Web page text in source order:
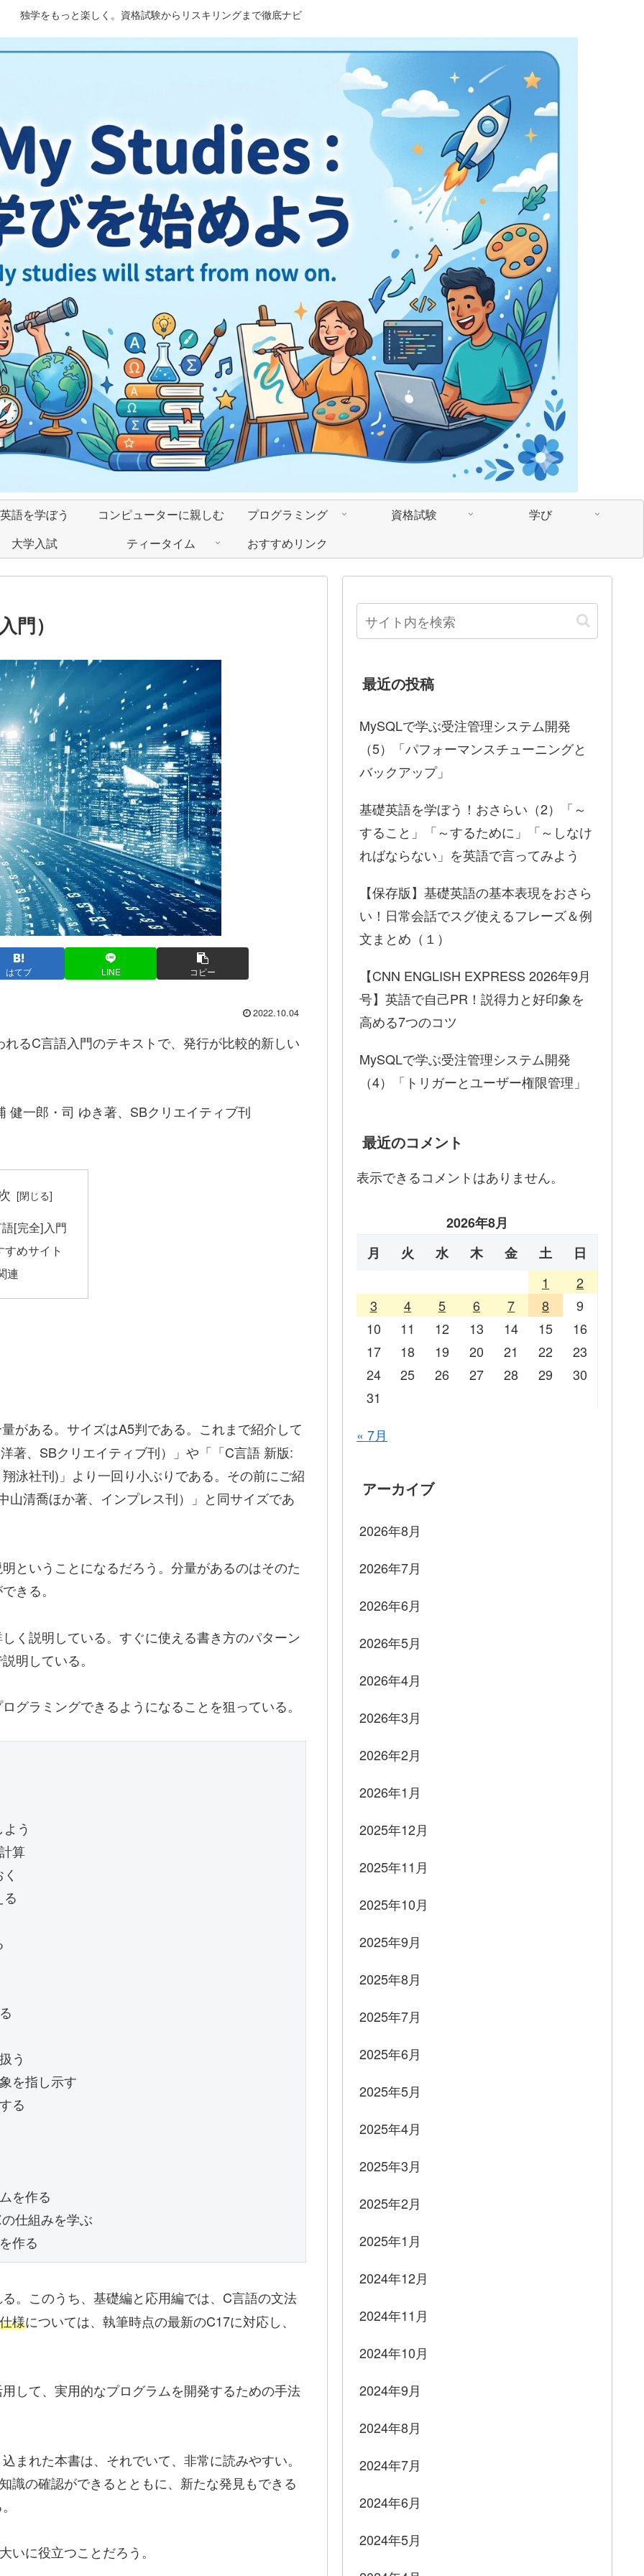
独学をもっと楽しく。資格試験からリスキリングまで徹底ナビ
英語を学ぼう コンピューターに親しむ プログラミング 資格試験
学び
大学入試
ティータイム おすすめリンク
門）
はてブ LINE コピー
2022.10.04
るC言語入門のテキストで、発行が比較的新しい
健一郎・司 ゆき著、SBクリエイティブ刊
[完全]入門
すめサイト
連
がある。サイズはA5判である。これまで紹介して
著、SBクリエイティブ刊）」や「「C言語 新版:
泳社刊)」より一回り小ぶりである。その前にご紹
清喬ほか著、インプレス刊）」と同サイズであ
ということになるだろう。分量があるのはそのた
きる。
く説明している。すぐに使える書き方のパターン
明している。
グラミングできるようになることを狙っている。
う
算
う
を指し示す
る
を作る
仕組みを学ぶ
作る
。このうち、基礎編と応用編では、C言語の文法
様については、執筆時点の最新のC17に対応し、
して、実用的なプログラムを開発するための手法
まれた本書は、それでいて、非常に読みやすい。
識の確認ができるとともに、新たな発見もできる
に役立つことだろう。
最近の投稿
MySQLで学ぶ受注管理システム開発
（5）「パフォーマンスチューニングと
バックアップ」
基礎英語を学ぼう！おさらい（2）「～
すること」「～するために」「～しなけ
ればならない」を英語で言ってみよう
【保存版】基礎英語の基本表現をおさら
い！日常会話でスグ使えるフレーズ＆例
文まとめ（１）
【CNN ENGLISH EXPRESS 2026年9月
号】英語で自己PR！説得力と好印象を
高める7つのコツ
MySQLで学ぶ受注管理システム開発
（4）「トリガーとユーザー権限管理」
最近のコメント
表示できるコメントはありません。
2026年8月
月
火 水 木 金 土
日
1
2
3
4 5 6 7 8
9
10
11 12 13 14 15
16
17
18 19 20 21 22
23
24
25 26 27 28 29
30
31
« 7月
アーカイブ
2026年8月
2026年7月
2026年6月
2026年5月
2026年4月
2026年3月
2026年2月
2026年1月
2025年12月
2025年11月
2025年10月
2025年9月
2025年8月
2025年7月
2025年6月
2025年5月
2025年4月
2025年3月
2025年2月
2025年1月
2024年12月
2024年11月
2024年10月
2024年9月
2024年8月
2024年7月
2024年6月
2024年5月